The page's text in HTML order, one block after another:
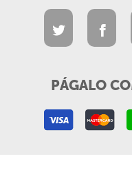
PÁGALO